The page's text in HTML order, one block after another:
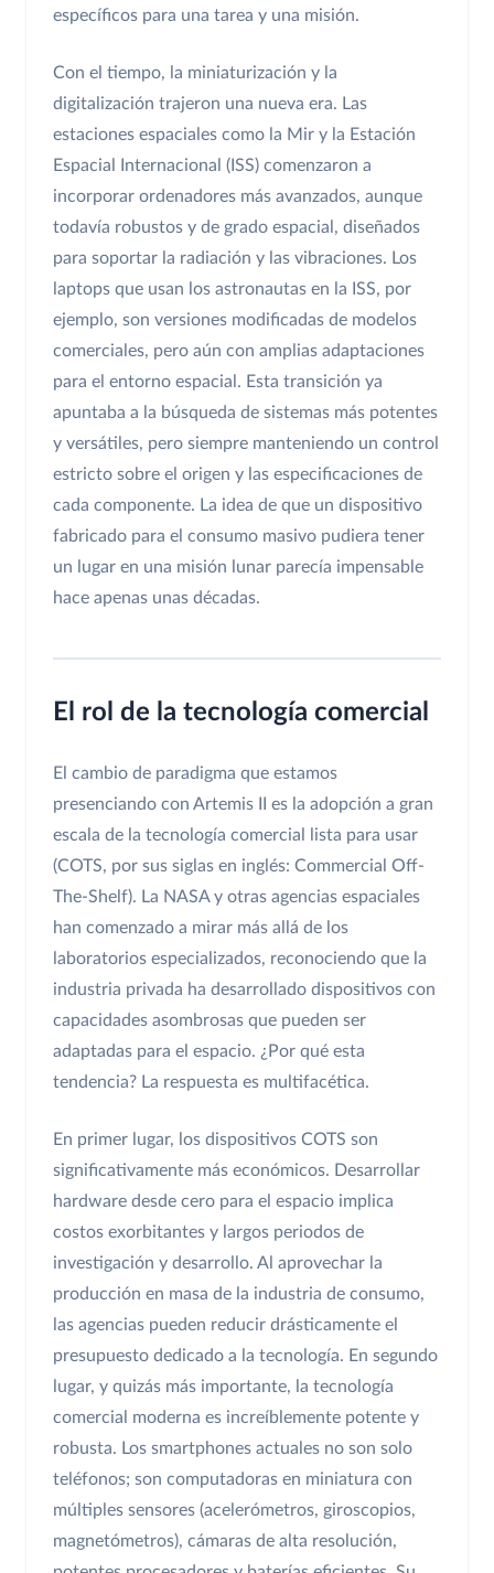
específicos para una tarea y una misión.
Con el tiempo, la miniaturización y la
digitalización trajeron una nueva era. Las
estaciones espaciales como la Mir y la Estación
Espacial Internacional (ISS) comenzaron a
incorporar ordenadores más avanzados, aunque
todavía robustos y de grado espacial, diseñados
para soportar la radiación y las vibraciones. Los
laptops que usan los astronautas en la ISS, por
ejemplo, son versiones modificadas de modelos
comerciales, pero aún con amplias adaptaciones
para el entorno espacial. Esta transición ya
apuntaba a la búsqueda de sistemas más potentes
y versátiles, pero siempre manteniendo un control
estricto sobre el origen y las especificaciones de
cada componente. La idea de que un dispositivo
fabricado para el consumo masivo pudiera tener
un lugar en una misión lunar parecía impensable
hace apenas unas décadas.
El rol de la tecnología comercial
El cambio de paradigma que estamos
presenciando con Artemis II es la adopción a gran
escala de la tecnología comercial lista para usar
(COTS, por sus siglas en inglés: Commercial Off-
The-Shelf). La NASA y otras agencias espaciales
han comenzado a mirar más allá de los
laboratorios especializados, reconociendo que la
industria privada ha desarrollado dispositivos con
capacidades asombrosas que pueden ser
adaptadas para el espacio. ¿Por qué esta
tendencia? La respuesta es multifacética.
En primer lugar, los dispositivos COTS son
significativamente más económicos. Desarrollar
hardware desde cero para el espacio implica
costos exorbitantes y largos periodos de
investigación y desarrollo. Al aprovechar la
producción en masa de la industria de consumo,
las agencias pueden reducir drásticamente el
presupuesto dedicado a la tecnología. En segundo
lugar, y quizás más importante, la tecnología
comercial moderna es increíblemente potente y
robusta. Los smartphones actuales no son solo
teléfonos; son computadoras en miniatura con
múltiples sensores (acelerómetros, giroscopios,
magnetómetros), cámaras de alta resolución,